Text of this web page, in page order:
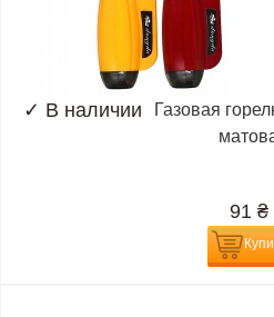
✓ В наличии
Газовая
91 ₴